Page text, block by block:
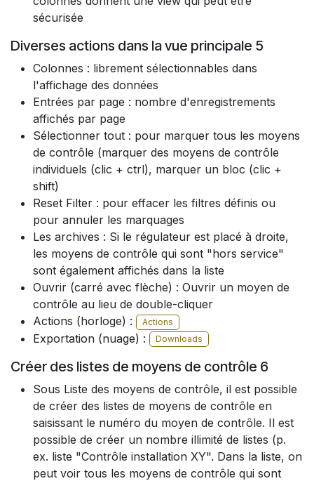
sécurisée​
Diverses actions dans la vue principale 5
Colonnes : librement sélectionnables dans
l'affichage des données
Entrées par page : nombre d'enregistrements
affichés par page
Sélectionner tout : pour marquer tous les moyens
de contrôle (marquer des moyens de contrôle
individuels (clic + ctrl), marquer un bloc (clic +
shift)
Reset Filter : pour effacer les filtres définis ou
pour annuler les marquages
Les archives : Si le régulateur est placé à droite,
les moyens de contrôle qui sont "hors service"
sont également affichés dans la liste
Ouvrir (carré avec flèche) : Ouvrir un moyen de
contrôle au lieu de double-cliquer
Actions (horloge) :
Actions
Exportation (nuage) : Downloads
Créer des listes de moyens de contrôle 6
Sous Liste des moyens de contrôle, il est possible
de créer des listes de moyens de contrôle en
saisissant le numéro du moyen de contrôle. Il est
possible de créer un nombre illimité de listes (p.
ex. liste "Contrôle installation XY". Dans la liste, on
peut voir tous les moyens de contrôle qui sont